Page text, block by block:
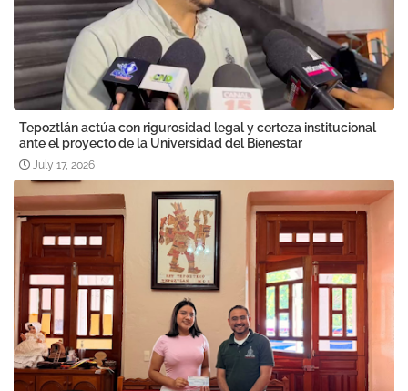
Tepoztlán actúa con rigurosidad legal y certeza institucional
ante el proyecto de la Universidad del Bienestar
July 17, 2026